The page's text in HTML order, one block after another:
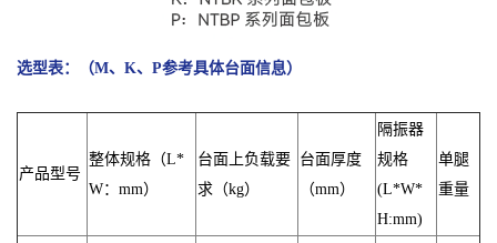
选型表：（M、K、P参考具体台面信息）
产品型号
整体规格（L*
W：mm）
台面上负载要
求（kg）
台面厚度
（mm）
隔振器
规格
(L*W*
H:mm)
单腿
重量